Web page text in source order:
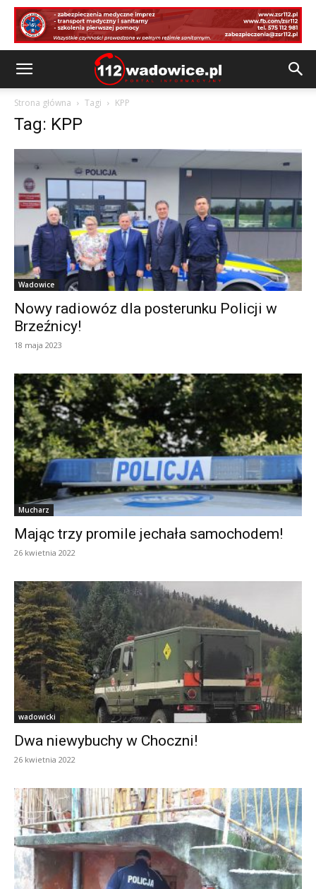
Strona główna Tagi KPP
Tag: KPP
Wadowice
Nowy radiowóz dla posterunku Policji w
Brzeźnicy!
18 maja 2023
Mucharz
Mając trzy promile jechała samochodem!
26 kwietnia 2022
wadowicki
Dwa niewybuchy w Choczni!
26 kwietnia 2022